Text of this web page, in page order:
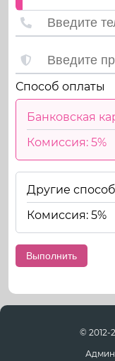
Способ оплаты
Банковская
Комиссия: 5%
Другие
Комиссия: 5%
© 2012-